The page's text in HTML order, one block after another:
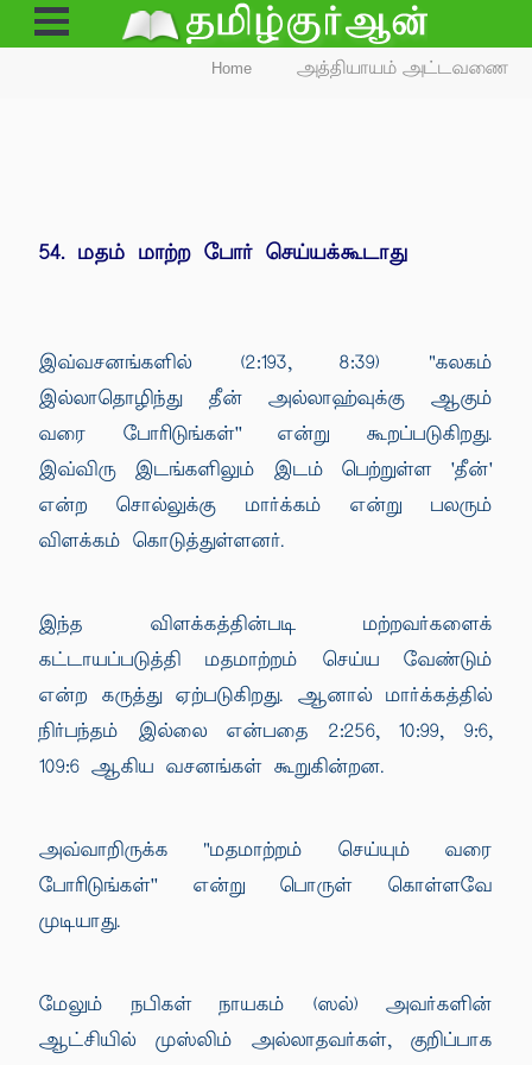
Open
Menu
Home அத்தியாயம் அட்டவணை
54. மதம் மாற்ற போர் செய்யக்கூடாது
இவ்வசனங்களில் (2:193, 8:39) "கலகம்
இல்லாதொழிந்து தீன் அல்லாஹ்வுக்கு ஆகும்
வரை போரிடுங்கள்'' என்று கூறப்படுகிறது.
இவ்விரு இடங்களிலும் இடம் பெற்றுள்ள 'தீன்'
என்ற சொல்லுக்கு மார்க்கம் என்று பலரும்
விளக்கம் கொடுத்துள்ளனர்.
இந்த விளக்கத்தின்படி மற்றவர்களைக்
கட்டாயப்படுத்தி மதமாற்றம் செய்ய வேண்டும்
என்ற கருத்து ஏற்படுகிறது. ஆனால் மார்க்கத்தில்
நிர்பந்தம் இல்லை என்பதை 2:256, 10:99, 9:6,
109:6 ஆகிய வசனங்கள் கூறுகின்றன.
அவ்வாறிருக்க "மதமாற்றம் செய்யும் வரை
போரிடுங்கள்'' என்று பொருள் கொள்ளவே
முடியாது.
மேலும் நபிகள் நாயகம் (ஸல்) அவர்களின்
ஆட்சியில் முஸ்லிம் அல்லாதவர்கள், குறிப்பாக